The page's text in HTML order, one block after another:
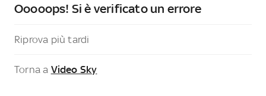
Ooooops! Si è verificato un errore
Riprova più tardi
Torna a Video Sky